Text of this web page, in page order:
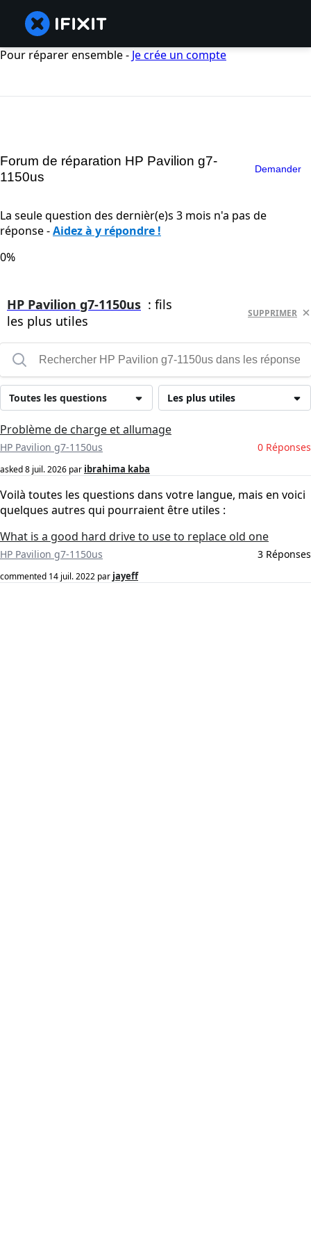
Pour réparer ensemble - Je crée un compte
Forum de réparation HP Pavilion g7-
1150us
Demander
La seule question des dernièr(e)s 3 mois n'a pas de
réponse -Aidez à y répondre !
0%
HP Pavilion g7-1150us : fils
les plus utiles
SUPPRIMER
Les plus utiles
Toutes les questions
Problème de charge et allumage
HP Pavilion g7-1150us 0 Réponses
asked8 juil. 2026 par ibrahima kaba
Voilà toutes les questions dans votre langue, mais en voici
quelques autres qui pourraient être utiles :
What is a good hard drive to use to replace old one
HP Pavilion g7-1150us 3 Réponses
commented 14 juil. 2022 par jayeff